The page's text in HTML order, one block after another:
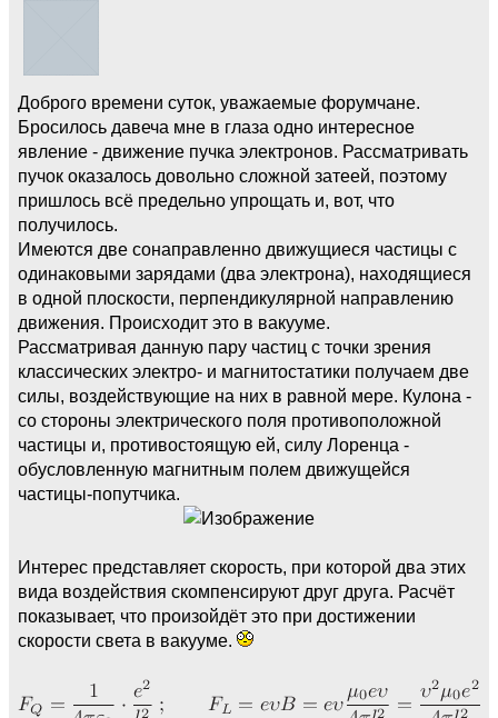
Доброго времени суток, уважаемые форумчане.
Бросилось давеча мне в глаза одно интересное
явление - движение пучка электронов. Рассматривать
пучок оказалось довольно сложной затеей, поэтому
пришлось всё предельно упрощать и, вот, что
получилось.
Имеются две сонаправленно движущиеся частицы с
одинаковыми зарядами (два электрона), находящиеся
в одной плоскости, перпендикулярной направлению
движения. Происходит это в вакууме.
Рассматривая данную пару частиц с точки зрения
классических электро- и магнитостатики получаем две
силы, воздействующие на них в равной мере. Кулона -
со стороны электрического поля противоположной
частицы и, противостоящую ей, силу Лоренца -
обусловленную магнитным полем движущейся
частицы-попутчика.
Интерес представляет скорость, при которой два этих
вида воздействия скомпенсируют друг друга. Расчёт
показывает, что произойдёт это при достижении
скорости света в вакууме.